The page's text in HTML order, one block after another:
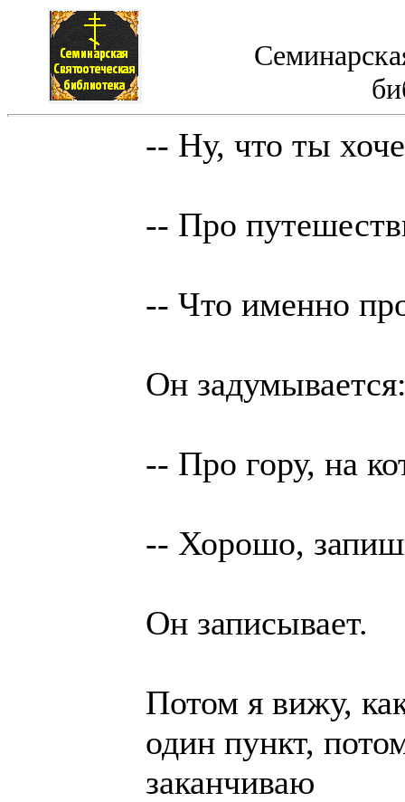
-- Ну, что ты
-- Про
-- Что именно
Он
-- Про гору, на
-- Хорошо,
Он записывает.
Потом я вижу,
один пункт,
заканчиваю